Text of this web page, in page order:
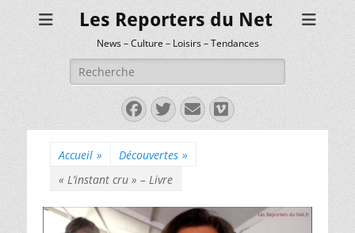
Les Reporters du Net
News – Culture – Loisirs – Tendances
Rechercher :
Facebook
Twitter
E-
mail
Vimeo
Accueil » Découvertes »
« L’instant cru » – Livre